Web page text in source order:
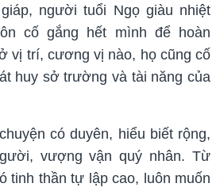
người tuổi Ngọ giàu nhiệt
cố gắng hết mình để hoàn
vị trí, cương vị nào, họ cũng cố
huy sở trường và tài năng của
có duyên, hiểu biết rộng,
vượng vận quý nhân. Từ
tinh thần tự lập cao, luôn muốn